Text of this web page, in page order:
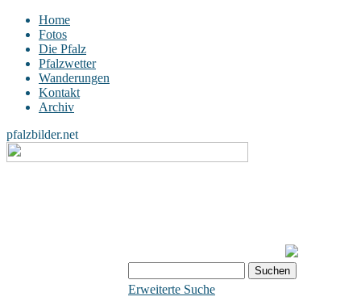
Home
Fotos
Die Pfalz
Pfalzwetter
Wanderungen
Kontakt
Archiv
pfalzbilder.net
Erweiterte Suche